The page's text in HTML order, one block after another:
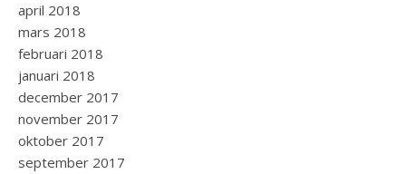
april 2018
mars 2018
februari 2018
januari 2018
december 2017
november 2017
oktober 2017
september 2017